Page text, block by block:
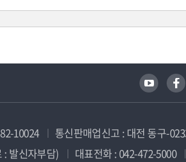
10024
통신판매업신고 : 대전 동구-
: 발신자부담) 대표전화 : 042-472-5000